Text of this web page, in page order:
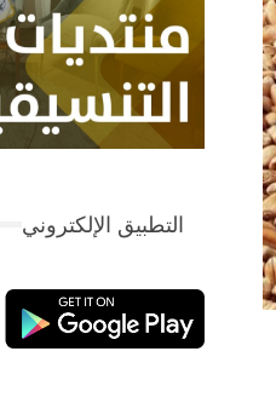
التطبيق الإلكتروني